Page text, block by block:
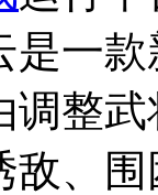
是一
调整
敌、